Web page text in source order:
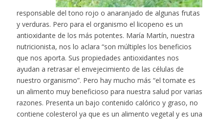
responsable del tono rojo o anaranjado de algunas frutas
y verduras. Pero para el organismo el licopeno es un
antioxidante de los más potentes. María Martín, nuestra
nutricionista, nos lo aclara “son múltiples los beneficios
que nos aporta. Sus propiedades antioxidantes nos
ayudan a retrasar el envejecimiento de las células de
nuestro organismo”. Pero hay mucho más “el tomate es
un alimento muy beneficioso para nuestra salud por varias
razones. Presenta un bajo contenido calórico y graso, no
contiene colesterol ya que es un alimento vegetal y es una